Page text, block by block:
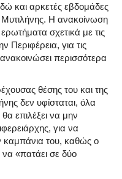
και αρκετές εβδομάδες
Η ανακοίνωση
σχετικά με τις
Περιφέρεια, για τις
περισσότερα
θέσης του και της
δεν υφίσταται, όλα
επιλέξει να μην
για να
καμπάνια του, καθώς ο
να «πατάει σε δύο